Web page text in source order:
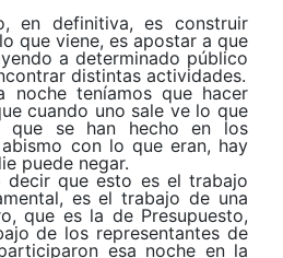
en definitiva, es construir
que viene, es apostar a que
a determinado público
distintas actividades.
noche teníamos que hacer
cuando uno sale ve lo que
que se han hecho en los
con lo que eran, hay
puede negar.
decir que esto es el trabajo
es el trabajo de una
que es la de Presupuesto,
de los representantes de
esa noche en la